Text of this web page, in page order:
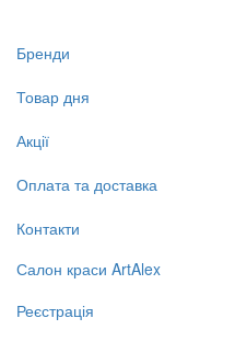
Бренди
Товар дня
Акції
Оплата та доставка
Контакти
Салон краси ArtAlex
Реєстрація